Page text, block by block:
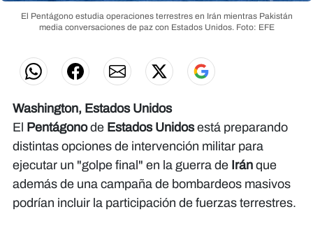
El Pentágono estudia operaciones terrestres en Irán mientras Pakistán
media conversaciones de paz con Estados Unidos. Foto: EFE
Washington, Estados Unidos
El Pentágonode Estados Unidosestá preparando
distintas opciones de intervención militar para
ejecutar un "golpe final" en la guerra de Irán que
además de una campaña de bombardeos masivos
podrían incluir la participación de fuerzas terrestres.